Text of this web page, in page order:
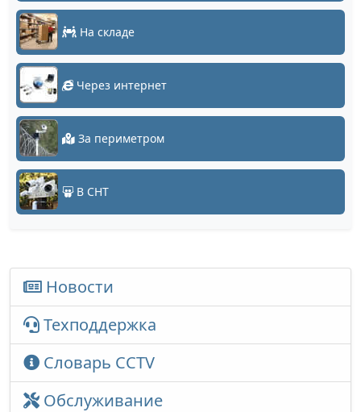
На складе
Через интернет
За периметром
В СНТ
Новости
Техподдержка
Словарь CCTV
Обслуживание